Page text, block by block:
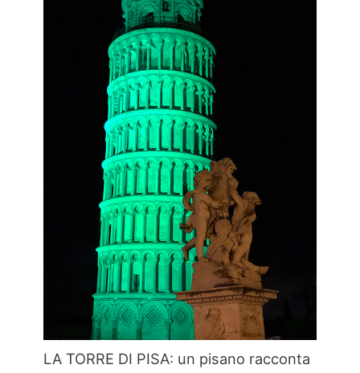
LA TORRE DI PISA: un pisano racconta